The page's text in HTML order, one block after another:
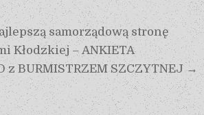
samorządową stronę
Kłodzkiej – ANKIETA
z BURMISTRZEM SZCZYTNEJ →